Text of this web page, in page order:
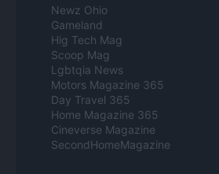
Newz Ohio
Gameland
Hig Tech Mag
Scoop Mag
Lgbtqia News
Motors Magazine 365
Day Travel 365
Home Magazine 365
Cineverse Magazine
SecondHomeMagazine